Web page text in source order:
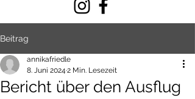
Beitrag
Bericht über den Ausflug
annikafriedle
8. Juni 2024 2 Min. Lesezeit